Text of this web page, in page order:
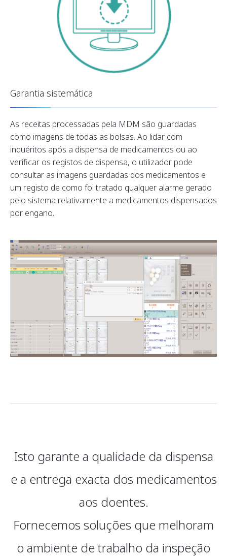
Garantia sistemática
As receitas processadas pela MDM são guardadas
como imagens de todas as bolsas. Ao lidar com
inquéritos após a dispensa de medicamentos ou ao
verificar os registos de dispensa, o utilizador pode
consultar as imagens guardadas dos medicamentos e
um registo de como foi tratado qualquer alarme gerado
pelo sistema relativamente a medicamentos dispensados
por engano.
Isto garante a qualidade da dispensa
e a entrega exacta dos medicamentos
aos doentes.
Fornecemos soluções que melhoram
o ambiente de trabalho da inspeção